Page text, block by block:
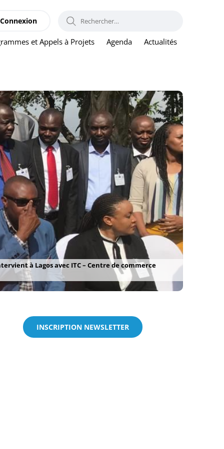
et Appels à Projets Agenda Actualités
Connexion RECHERCHER :
à Lagos avec ITC – Centre de commerce
INSCRIPTION NEWSLETTER